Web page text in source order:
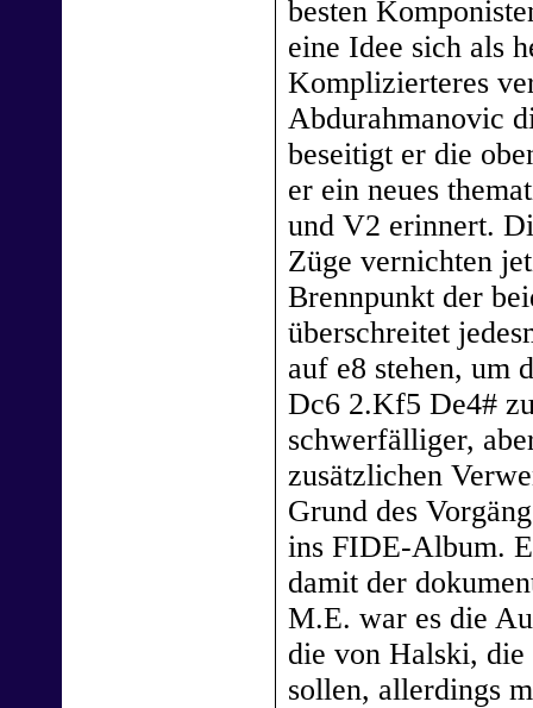
besten
eine Idee sich als
Komplizierteres
Abdurahmanovic
beseitigt er die
er ein neues
und V2 erinnert.
Züge vernichten
Brennpunkt der
überschreitet
auf e8 stehen, um
Dc6 2.Kf5 De4#
schwerfälliger,
zusätzlichen
Grund des
ins FIDE-Album.
damit der
M.E. war es die
die von Halski, die
sollen, allerdings